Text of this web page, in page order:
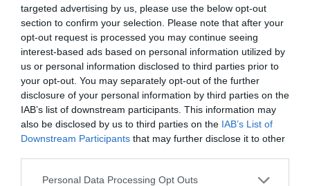
targeted advertising by us, please use the below opt-out
section to confirm your selection. Please note that after your
opt-out request is processed you may continue seeing
interest-based ads based on personal information utilized by
us or personal information disclosed to third parties prior to
your opt-out. You may separately opt-out of the further
disclosure of your personal information by third parties on the
IAB’s list of downstream participants. This information may
also be disclosed by us to third parties on the IAB’s List of
Downstream Participants that may further disclose it to other
Please note that this website/app uses one or more Google
Personal Data Processing Opt Outs